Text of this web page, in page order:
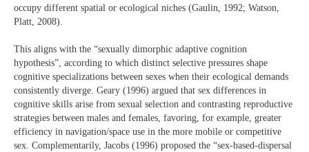
occupy different spatial or ecological niches (Gaulin, 1992; Watson,
Platt, 2008).
This aligns with the “sexually dimorphic adaptive cognition
hypothesis”, according to which distinct selective pressures shape
cognitive specializations between sexes when their ecological demands
consistently diverge. Geary (1996) argued that sex differences in
cognitive skills arise from sexual selection and contrasting reproductive
strategies between males and females, favoring, for example, greater
efficiency in navigation/space use in the more mobile or competitive
sex. Complementarily, Jacobs (1996) proposed the “sex-based-dispersal